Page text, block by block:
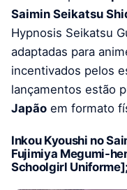
Saimin Seikatsu
Hypnosis Seikatsu
adaptadas para
incentivados pelos
lançamentos estão
Japão em formato
Inkou Kyoushi no
Fujimiya Megumi-
Schoolgirl Uniforme];